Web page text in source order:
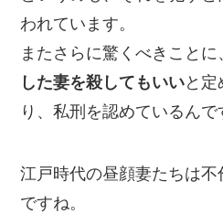
われています。
またさらに驚くべきことに
した妻を殺してもいいと定
り、私刑を認めているんで
江戸時代の昼顔妻たちは不
ですね。